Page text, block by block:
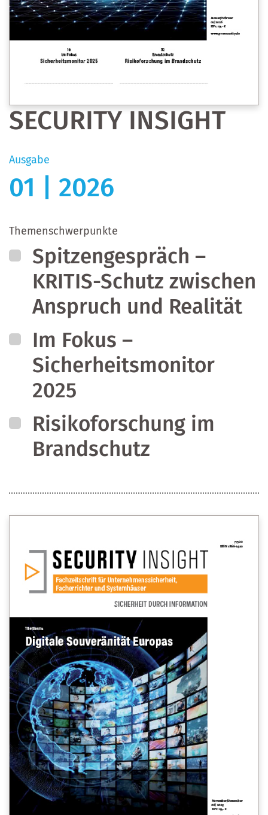
SECURITY INSIGHT
Ausgabe
01 | 2026
Themenschwerpunkte
Spitzengespräch –
KRITIS-Schutz zwischen
Anspruch und Realität
Im Fokus –
Sicherheitsmonitor
2025
Risikoforschung im
Brandschutz